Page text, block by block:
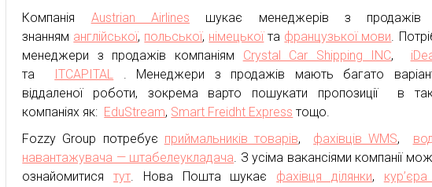
Компанія Austrian Airlines шукає менеджерів з продажів
знанням англійської, польської, німецькоїта французької мови.
менеджери з продажів компаніям Crystal Car Shipping INC,
та
ITCAPITAL . Менеджери з продажів мають багато
віддаленої роботи, зокрема варто пошукати пропозиції в
компаніях як: EduStream, Smart Freidht Express тощо.
Fozzy Group потребує приймальників товарів, фахівців WMS,
навантажувача — штабелеукладача. З усіма вакансіями компанії
ознайомитисятут. Нова Пошта шукає фахівця ділянки,